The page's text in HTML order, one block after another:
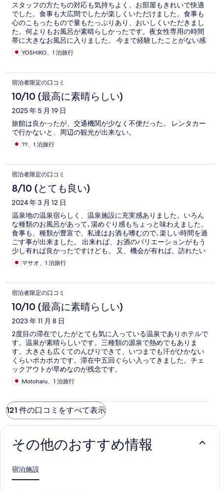
スタッフの方たちの対応も気持ちよく、お部屋もきれいで快適
でした。食事も大広間でしたが楽しくいただけました。食事も
心のこもったもので量もたっぷりあり、おいしくいただきまし
た。何よりもお風呂が素晴らしかったです。夜女性専用の時間
帯に大きなお風呂に入りました。 今まで経験したことがない感
動でした。 死ぬまでにもう一度行きたいと思っています。 この
宿に泊まるだけでも旅行した値打ちがありました。
YOSHIKO、1 泊旅行
宿泊者限定の口コミ
10/10 (最高に素晴らしい)
2025 年 5 月 19 日
旅館は良かったが、交通機関が少なく不便だった。 レンタカー
で行かないと、周辺の観光が出来ない。
??、1 泊旅行
宿泊者限定の口コミ
8/10 (とても良い)
2024 年 3 月 12 日
温泉地の温泉宿らしく、温泉施設に充実感ありました。いろん
な種類のお風呂があって､湯めぐり感もちょっと味わえました。
食事も、種類が豊富で、私達はお酒も嗜むので､楽しい時間を過
ごす事が出来ました。 出来れば、お酒のバリエーションがもう
少し有れば良かったですけども。 又、機会が有れば、訪れたい
です。マサオ、1 泊旅行
宿泊者限定の口コミ
10/10 (最高に素晴らしい)
2023 年 11 月 8 日
2度目の滞在でしたがとても気に入っている温泉でありホテルで
す。温泉が素晴らしいです。三種類の源泉で熱めでもありま
す。大きさも広くてのんびりできて、いつまでも汗がひかない
くらいポカポカです。滞在中五回ぐらい入ってきました。チェ
ックアウトが早めなのが残念です。
Motoharu、1 泊旅行
121 件の口コミをすべて表示
その他のおすすめ情報
宿泊施設